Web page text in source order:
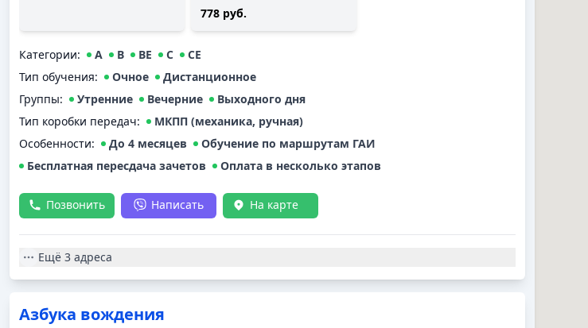
778 руб.
Категории: A B BE C
CE
Тип обучения: Очное
Дистанционное
Группы: Утренние Вечерние
Выходного дня
Тип коробки передач:
МКПП (механика, ручная)
Особенности:
До 4 месяцев
Обучение по маршрутам ГАИ
Бесплатная пересдача зачетов
Оплата в несколько этапов
Позвонить Написать На карте
Ещё 3 адреса
Азбука вождения